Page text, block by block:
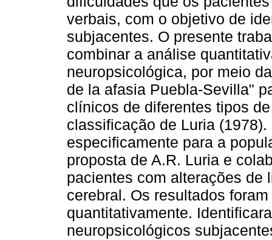
verbais, com o objetivo de
subjacentes. O presente
combinar a análise
neuropsicológica, por meio
de la afasia Puebla-Sevilla"
clínicos de diferentes tipos
classificação de Luria
especificamente para a
proposta de A.R. Luria e
pacientes com alterações de
cerebral. Os resultados
quantitativamente.
neuropsicológicos